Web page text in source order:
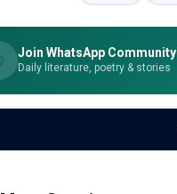
Join WhatsApp Community
Daily literature, poetry & stories